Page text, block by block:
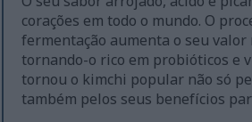
corações em todo o mundo. O
fermentação aumenta o seu
tornando-o rico em probióticos e
tornou o kimchi popular não só
também pelos seus benefícios